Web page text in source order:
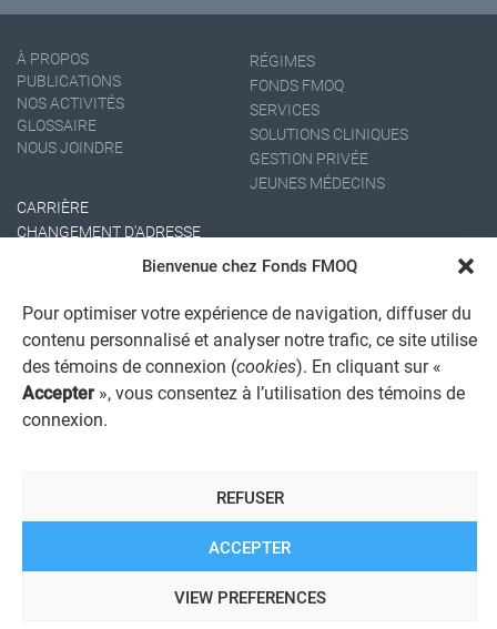
Bienvenue chez Fonds FMOQ
Pour optimiser votre expérience de navigation, diffuser du
contenu personnalisé et analyser notre trafic, ce site utilise
des témoins de connexion (cookies). En cliquant sur «
Accepter », vous consentez à l’utilisation des témoins de
connexion.
ACCEPTER
REFUSER
VIEW PREFERENCES
À PROPOS
PUBLICATIONS
NOS ACTIVITÉS
GLOSSAIRE
NOUS JOINDRE
RÉGIMES
FONDS FMOQ
SERVICES
SOLUTIONS CLINIQUES
GESTION PRIVÉE
JEUNES MÉDECINS
CARRIÈRE
CHANGEMENT D'ADRESSE
AVIS JURIDIQUE GÉNÉRAL
POLITIQUE DE TRAITEMENT DES PLAINTES
REGISTRE DES CONFLITS D'INTÉRÊTS